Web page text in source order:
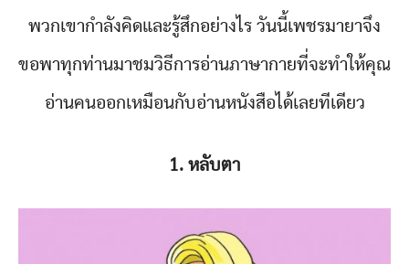
พวกเขากำลังคิดและรู้สึกอย่างไร วันนี้เพชรมายาจึง
ขอพาทุกท่านมาชมวิธีการอ่านภาษากายที่จะทำให้คุณ
อ่านคนออกเหมือนกับอ่านหนังสือได้เลยทีเดียว
1. หลับตา